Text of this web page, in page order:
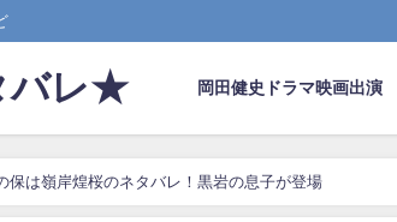
バレ★ 岡田健史ドラマ映画出演
保は嶺岸煌桜のネタバレ！黒岩の息子が登場